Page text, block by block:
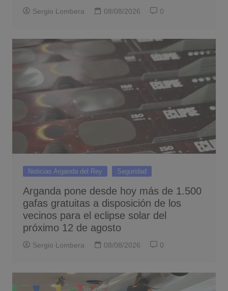
Sergio Lombera 08/08/2026 0
Noticias Arganda del Rey Seguridad
Arganda pone desde hoy más de 1.500
gafas gratuitas a disposición de los
vecinos para el eclipse solar del
próximo 12 de agosto
Sergio Lombera 08/08/2026 0